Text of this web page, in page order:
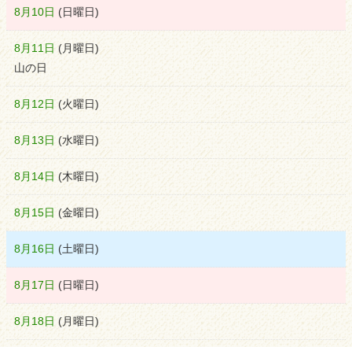
8月10日 (日曜日)
8月11日 (月曜日)
山の日
8月12日 (火曜日)
8月13日 (水曜日)
8月14日 (木曜日)
8月15日 (金曜日)
8月16日 (土曜日)
8月17日 (日曜日)
8月18日 (月曜日)